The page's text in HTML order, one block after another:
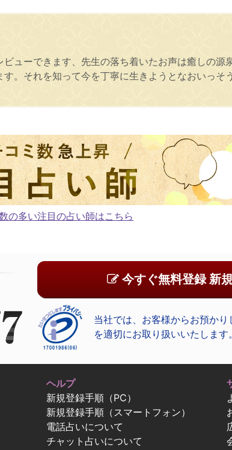
ューできます、先生の落ち着いたお声は癒しの源
。それを知って今を丁寧に生きようとなおいっそ
の多い注目の占い師はこちら
今すぐ無料登録 新
当社では、お客様からお預かり
を適切にお取り扱いいたします。
ヘルプ
新規登録手順（PC）
新規登録手順（スマートフォン）
電話占いについて
チャット占いについて